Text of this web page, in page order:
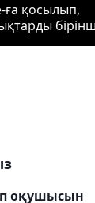
ға қосылып,
оқушысын